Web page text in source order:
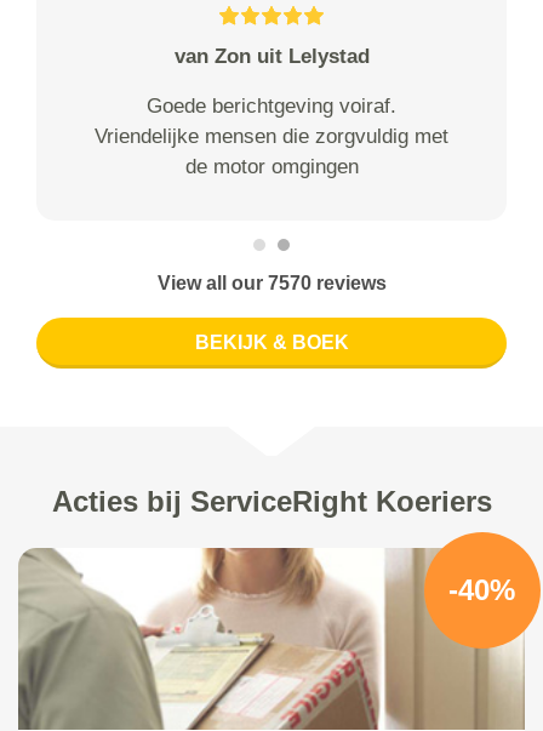
van Zon uit Lelystad
Goede berichtgeving voiraf.
Vriendelijke mensen die zorgvuldig met
de motor omgingen
View all our 7570 reviews
BEKIJK & BOEK
Acties bij ServiceRight Koeriers
-40%